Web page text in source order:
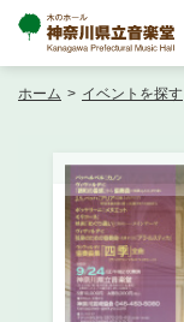
イベントを探す
アクセシビリティ
ホーム > イベントを探す